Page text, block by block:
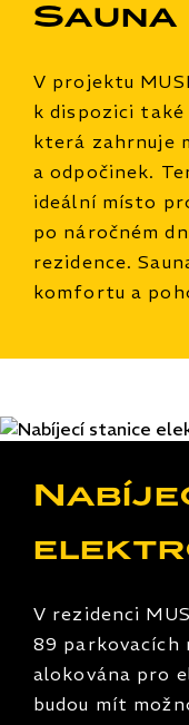
Sauna
V projektu
k dispozici také
která zahrnuje
a odpočinek.
ideální místo
po náročném
rezidence.
komfortu a
V rezidenci
89
alokována pro
budou mít